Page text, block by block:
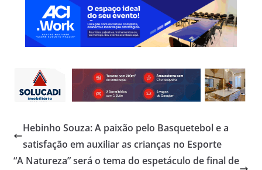
Hebinho Souza: A paixão pelo Basquetebol e a
satisfação em auxiliar as crianças no Esporte
“A Natureza” será o tema do espetáculo de final de